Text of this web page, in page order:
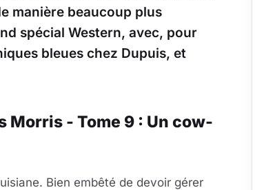
manière beaucoup plus
spécial Western, avec, pour
bleues chez Dupuis, et
Morris - Tome 9 : Un cow-
Bien embêté de devoir gérer